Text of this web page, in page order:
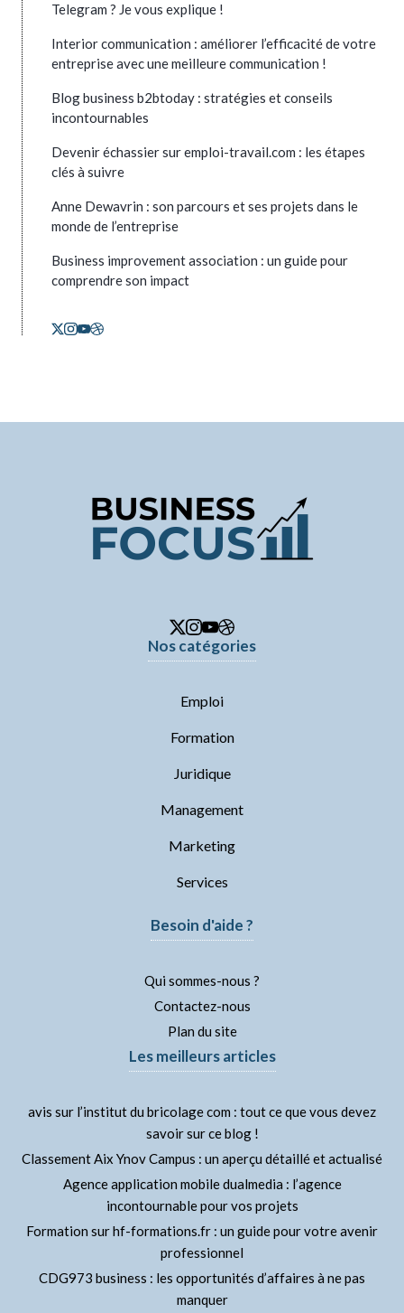
Telegram ? Je vous explique !
Interior communication : améliorer l’efficacité de votre
entreprise avec une meilleure communication !
Blog business b2btoday : stratégies et conseils
incontournables
Devenir échassier sur emploi-travail.com : les étapes
clés à suivre
Anne Dewavrin : son parcours et ses projets dans le
monde de l’entreprise
Business improvement association : un guide pour
comprendre son impact
Nos catégories
Emploi
Formation
Juridique
Management
Marketing
Services
Besoin d'aide ?
Qui sommes-nous ?
Contactez-nous
Plan du site
Les meilleurs articles
avis sur l’institut du bricolage com : tout ce que vous devez
savoir sur ce blog !
Classement Aix Ynov Campus : un aperçu détaillé et actualisé
Agence application mobile dualmedia : l’agence
incontournable pour vos projets
Formation sur hf-formations.fr : un guide pour votre avenir
professionnel
CDG973 business : les opportunités d’affaires à ne pas
manquer